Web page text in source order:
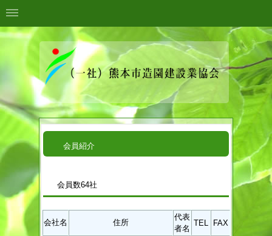
会員紹介
会員数64社
会社名 住所
代表
者名
TEL FAX